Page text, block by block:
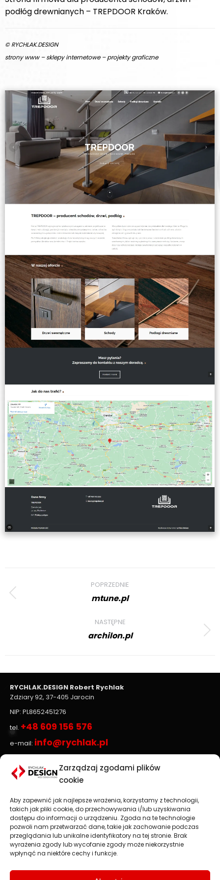
Zarządzaj zgodami plików
cookie
Aby zapewnić jak najlepsze wrażenia, korzystamy z technologii,
takich jak pliki cookie, do przechowywania i/lub uzyskiwania
dostępu do informacji o urządzeniu. Zgoda na te technologie
pozwoli nam przetwarzać dane, takie jak zachowanie podczas
przeglądania lub unikalne identyfikatory na tej stronie. Brak
wyrażenia zgody lub wycofanie zgody może niekorzystnie
wpłynąć na niektóre cechy i funkcje.
podłóg drewnianych – TREPDOOR Kraków.
© RYCHLAK.DESIGN
strony www – sklepy internetowe – projekty graficzne
navigation
POPRZEDNIE
Previous
mtune.pl
NASTĘPNE
Next
archilon.pl
RYCHLAK.DESIGN Robert Rychlak
Zdziary 92, 37-405 Jarocin
NIP: PL8652451276
tel. +48 609 156 576
e-mail: info@rychlak.pl
Strony www, sklepy internetowe
Projektowanie stron wwwjest głównym profilem
działalności firmyRYCHLAK.DESIGN. Tworzymy profesjonalne
strony www oraz sklepy internetowe zgodnie z najnowszymi
trendami na rynku.
Najważniejsza jest dla nas satysfakcja Klienta, dlatego każdy
projekt traktujemy jako wspaniałe wyzwanie.
Strony i sklepy internetowe: Stalowa Wola, Rzeszów, Przemyśl,